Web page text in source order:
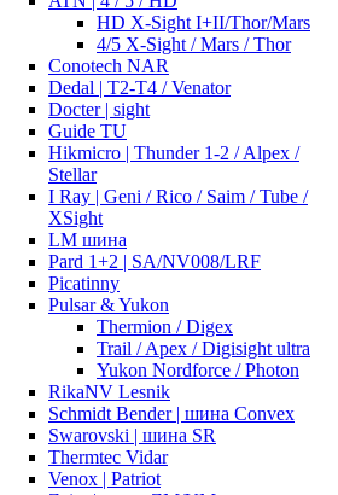
HD X-Sight I+II/Thor/Mars
4/5 X-Sight / Mars / Thor
Conotech NAR
Dedal | T2-T4 / Venator
Docter | sight
Guide TU
Hikmicro | Thunder 1-2 / Alpex /
Stellar
I Ray | Geni / Rico / Saim / Tube /
XSight
LM шина
Pard 1+2 | SA/NV008/LRF
Picatinny
Pulsar & Yukon
Thermion / Digex
Trail / Apex / Digisight ultra
Yukon Nordforce / Photon
RikaNV Lesnik
Schmidt Bender | шина Convex
Swarovski | шина SR
Thermtec Vidar
Venox | Patriot